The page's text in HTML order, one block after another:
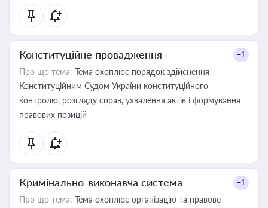
Конституційне провадження +1
Про що тема: Тема охоплює порядок здійснення
Конституційним Судом України конституційного
контролю, розгляду справ, ухвалення актів і формування
правових позицій
Кримінально-виконавча система +1
Про що тема: Тема охоплює організацію та правове